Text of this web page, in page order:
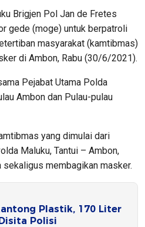
Brigjen Pol Jan de Fretes
gede (moge) untuk berpatroli
masyarakat (kamtibmas)
di Ambon, Rabu (30/6/2021).
Pejabat Utama Polda
Ambon dan Pulau-pulau
yang dimulai dari
Maluku, Tantui – Ambon,
sekaligus membagikan masker.
Plastik, 170 Liter
Polisi